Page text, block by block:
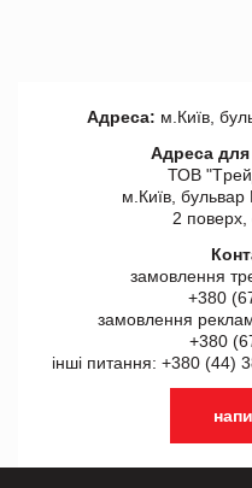
Адреса: м.Київ,
Адреса для
ТОВ
м.Київ,
2
замовлення
+380
замовлення
+380
інші питання: +380 (44)